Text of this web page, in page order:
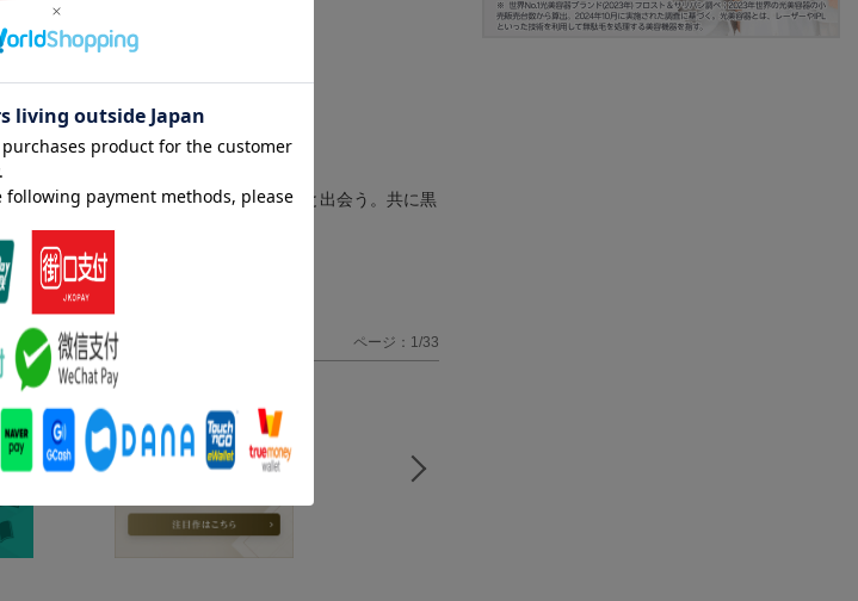
中、手負いの仲間を抱えた３人の忍びと出会う。共に黒
賀の忍びとの戦いに臨んでいくー。
ページ：1/33